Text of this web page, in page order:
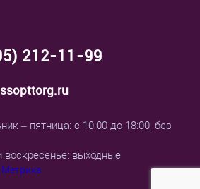
212-11-99
– пятница: с 10:00 до 18:00, без
воскресенье: выходные